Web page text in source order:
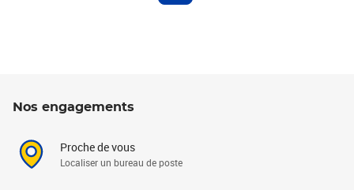
Nos engagements
Proche de vous
Localiser un bureau de poste